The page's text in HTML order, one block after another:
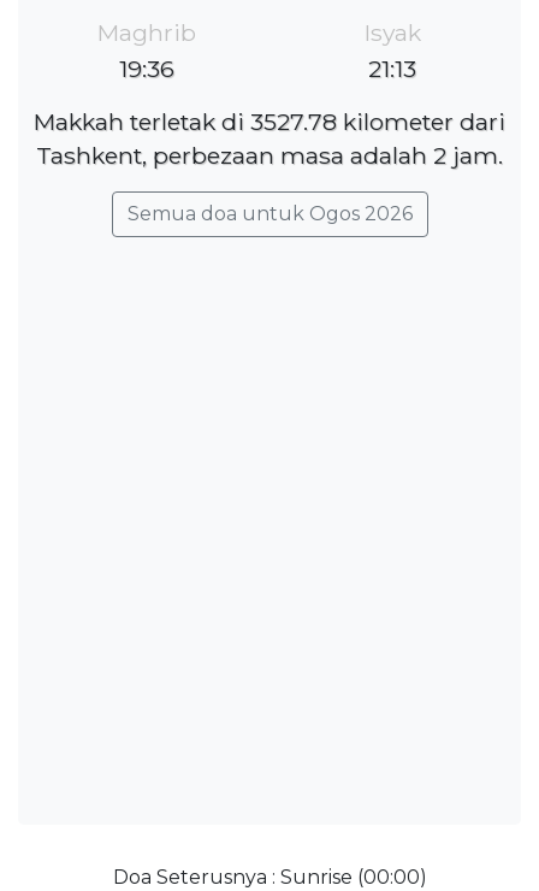
Maghrib
19:36
Isyak
21:13
Makkah terletak di 3527.78 kilometer dari
Tashkent, perbezaan masa adalah 2 jam.
Semua doa untuk Ogos 2026
Doa Seterusnya : Sunrise (00:00)